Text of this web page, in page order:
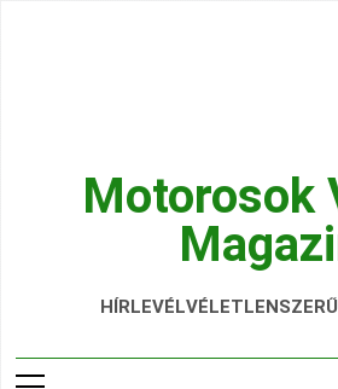
Motorosok
Hírek, Tesztek, Élmények Egy Helyen!
HÍRLEVÉL